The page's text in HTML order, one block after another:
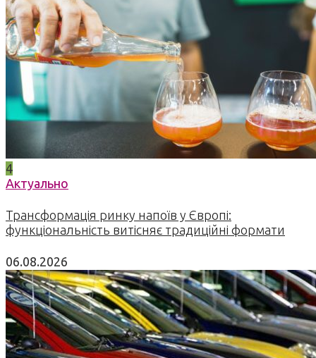
4
Актуально
Трансформація ринку напоїв у Європі:
функціональність витісняє традиційні формати
06.08.2026